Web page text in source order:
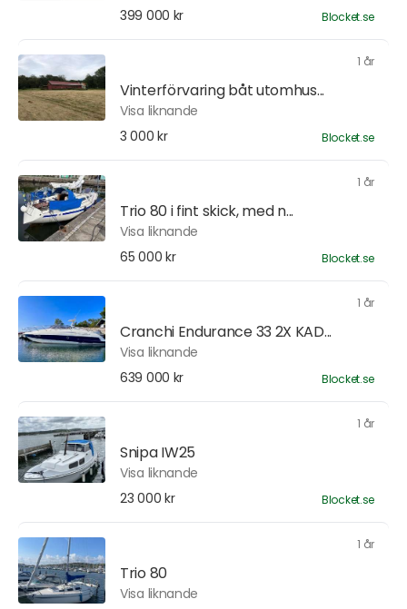
399 000 kr
Blocket.se
1 år
Vinterförvaring båt utomhus...
Visa liknande
3 000 kr
Blocket.se
1 år
Trio 80 i fint skick, med n...
Visa liknande
65 000 kr
Blocket.se
1 år
Cranchi Endurance 33 2X KAD...
Visa liknande
639 000 kr
Blocket.se
1 år
Snipa IW25
Visa liknande
23 000 kr
Blocket.se
1 år
Trio 80
Visa liknande